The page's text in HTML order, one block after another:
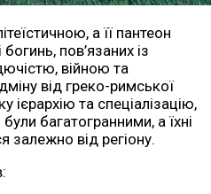
а її пантеон
пов’язаних із
війною та
від греко-римської
ієрархію та спеціалізацію,
багатогранними, а їхні
залежно від регіону.